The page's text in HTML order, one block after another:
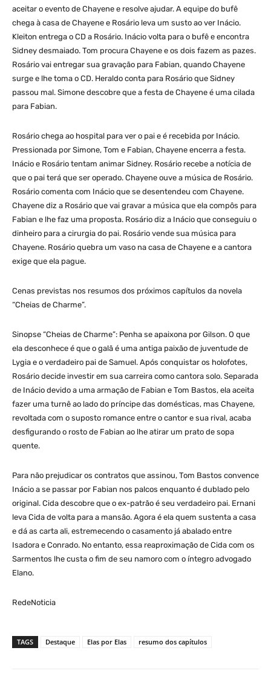
aceitar o evento de Chayene e resolve ajudar. A equipe do bufê
chega à casa de Chayene e Rosário leva um susto ao ver Inácio.
Kleiton entrega o CD a Rosário. Inácio volta para o bufê e encontra
Sidney desmaiado. Tom procura Chayene e os dois fazem as pazes.
Rosário vai entregar sua gravação para Fabian, quando Chayene
surge e lhe toma o CD. Heraldo conta para Rosário que Sidney
passou mal. Simone descobre que a festa de Chayene é uma cilada
para Fabian.
Rosário chega ao hospital para ver o pai e é recebida por Inácio.
Pressionada por Simone, Tom e Fabian, Chayene encerra a festa.
Inácio e Rosário tentam animar Sidney. Rosário recebe a notícia de
que o pai terá que ser operado. Chayene ouve a música de Rosário.
Rosário comenta com Inácio que se desentendeu com Chayene.
Chayene diz a Rosário que vai gravar a música que ela compôs para
Fabian e lhe faz uma proposta. Rosário diz a Inácio que conseguiu o
dinheiro para a cirurgia do pai. Rosário vende sua música para
Chayene. Rosário quebra um vaso na casa de Chayene e a cantora
exige que ela pague.
Cenas previstas nos resumos dos próximos capítulos da novela
“Cheias de Charme”.
Sinopse “Cheias de Charme”: Penha se apaixona por Gilson. O que
ela desconhece é que o galã é uma antiga paixão de juventude de
Lygia e o verdadeiro pai de Samuel. Após conquistar os holofotes,
Rosário decide investir em sua carreira como cantora solo. Separada
de Inácio devido a uma armação de Fabian e Tom Bastos, ela aceita
fazer uma turnê ao lado do príncipe das domésticas, mas Chayene,
revoltada com o suposto romance entre o cantor e sua rival, acaba
desfigurando o rosto de Fabian ao lhe atirar um prato de sopa
quente.
Para não prejudicar os contratos que assinou, Tom Bastos convence
Inácio a se passar por Fabian nos palcos enquanto é dublado pelo
original. Cida descobre que o ex-patrão é seu verdadeiro pai. Ernani
leva Cida de volta para a mansão. Agora é ela quem sustenta a casa
e dá as carta ali, estremecendo o casamento já abalado entre
Isadora e Conrado. No entanto, essa reaproximação de Cida com os
Sarmentos lhe custa o fim de seu namoro com o íntegro advogado
Elano.
RedeNoticia
TAGS Destaque Elas por Elas resumo dos capítulos